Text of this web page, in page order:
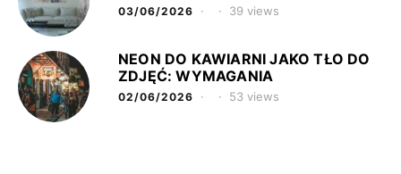
03/06/2026 39 views
NEON DO KAWIARNI JAKO TŁO DO
ZDJĘĆ: WYMAGANIA
02/06/2026 53 views